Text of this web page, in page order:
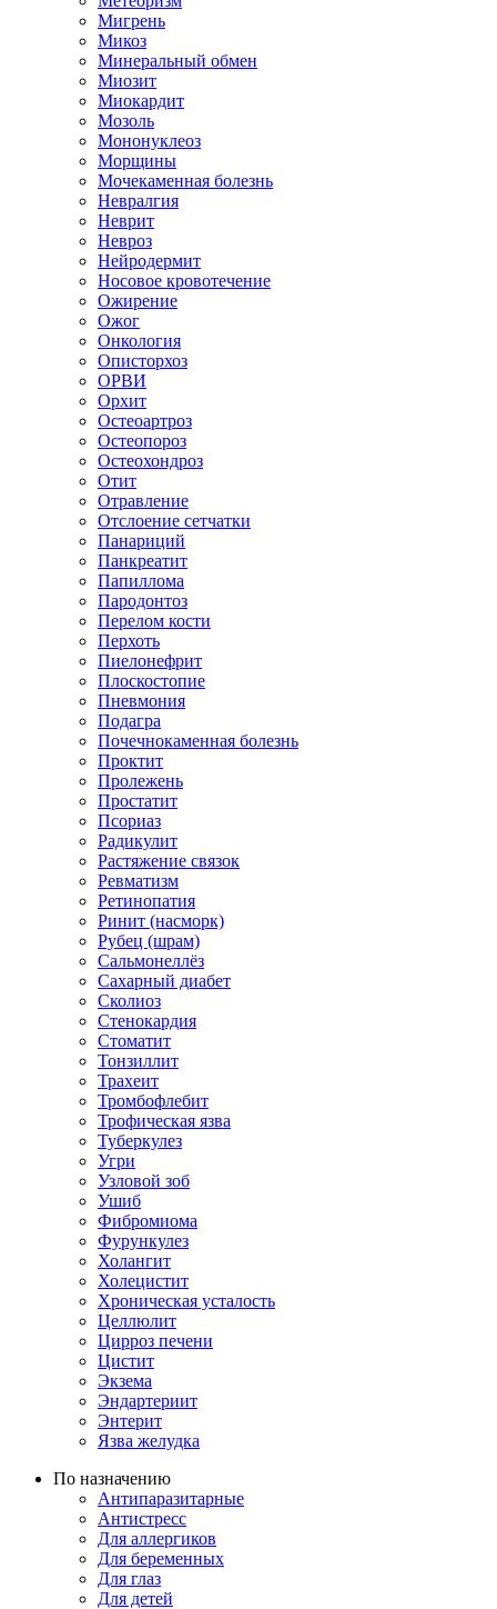
Мигрень
Микоз
Минеральный обмен
Миозит
Миокардит
Мозоль
Мононуклеоз
Морщины
Мочекаменная болезнь
Невралгия
Неврит
Невроз
Нейродермит
Носовое кровотечение
Ожирение
Ожог
Онкология
Описторхоз
ОРВИ
Орхит
Остеоартроз
Остеопороз
Остеохондроз
Отит
Отравление
Отслоение сетчатки
Панариций
Панкреатит
Папиллома
Пародонтоз
Перелом кости
Перхоть
Пиелонефрит
Плоскостопие
Пневмония
Подагра
Почечнокаменная болезнь
Проктит
Пролежень
Простатит
Псориаз
Радикулит
Растяжение связок
Ревматизм
Ретинопатия
Ринит (насморк)
Рубец (шрам)
Сальмонеллёз
Сахарный диабет
Сколиоз
Стенокардия
Стоматит
Тонзиллит
Трахеит
Тромбофлебит
Трофическая язва
Туберкулез
Угри
Узловой зоб
Ушиб
Фибромиома
Фурункулез
Холангит
Холецистит
Хроническая усталость
Целлюлит
Цирроз печени
Цистит
Экзема
Эндартериит
Энтерит
Язва желудка
По назначению
Антипаразитарные
Антистресс
Для аллергиков
Для беременных
Для глаз
Для детей